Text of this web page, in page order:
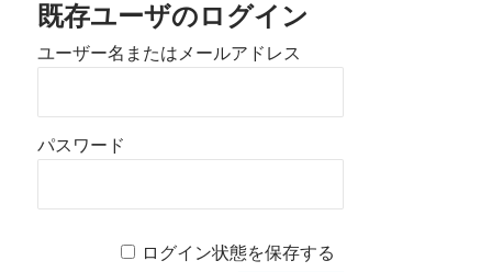
既存ユーザのログイン
ユーザー名またはメールアドレス
パスワード
ログイン状態を保存する